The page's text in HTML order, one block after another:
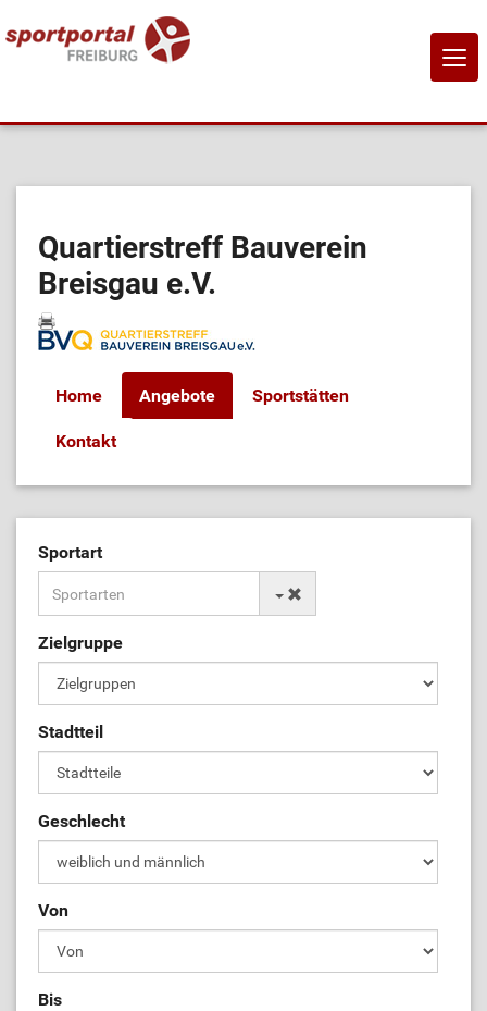
Sportanbietende
Sportstätten
Quartierstreff Bauverein
Breisgau e.V.
Home Angebote Sportstätten
Kontakt
Sportart
Zielgruppe
Stadtteil
Geschlecht
Von
Bis